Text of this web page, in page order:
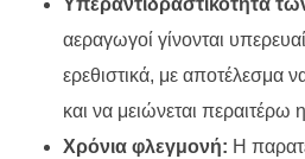
Υπεραντιδραστικότητα
αεραγωγοί γίνονται
ερεθιστικά, με αποτέλεσμα
και να μειώνεται περαιτέρω
Χρόνια φλεγμονή: Η